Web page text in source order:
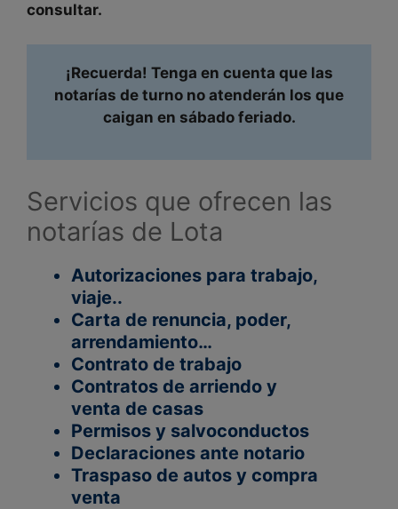
consultar.
¡Recuerda! Tenga en cuenta que las
notarías de turno no atenderán los que
caigan en sábado feriado.
Servicios que ofrecen las
notarías de Lota
Autorizaciones para trabajo,
viaje..
Carta de renuncia, poder,
arrendamiento…
Contrato de trabajo
Contratos de arriendo y
venta de casas
Permisos y salvoconductos
Declaraciones ante notario
Traspaso de autos y compra
venta